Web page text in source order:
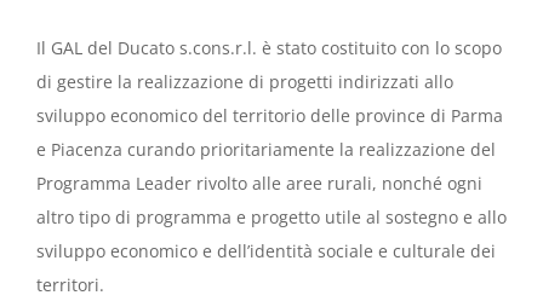
Il GAL del Ducato s.cons.r.l. è stato costituito con lo scopo
di gestire la realizzazione di progetti indirizzati allo
sviluppo economico del territorio delle province di Parma
e Piacenza curando prioritariamente la realizzazione del
Programma Leader rivolto alle aree rurali, nonché ogni
altro tipo di programma e progetto utile al sostegno e allo
sviluppo economico e dell’identità sociale e culturale dei
territori.